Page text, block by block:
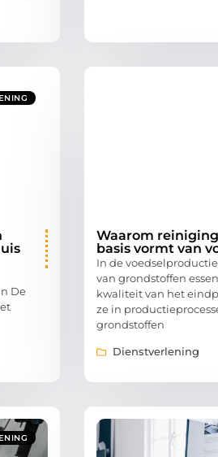
De
Waarom
basis vormt van
In de
van grondstoffen
kwaliteit van het
ze in
grondstoffen
Dienstverlening